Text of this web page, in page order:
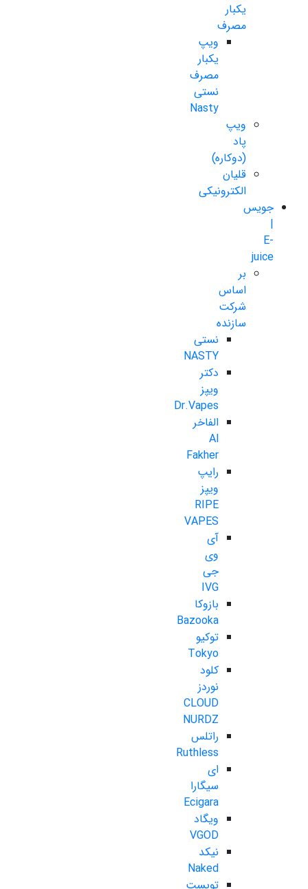
یکبار
مصرف
ویپ
یکبار
مصرف
نستی
Nasty
ویپ
پاد
(دوکاره)
قلیان
الکترونیکی
جویس
|
E-
juice
بر
اساس
شرکت
سازنده
نستی
NASTY
دکتر
ویپز
Dr.Vapes
الفاخر
Al
Fakher
رایپ
ویپز
RIPE
VAPES
آی
وی
جی
IVG
بازوکا
Bazooka
توکیو
Tokyo
کلود
نوردز
CLOUD
NURDZ
راتلس
Ruthless
ای
سیگارا
Ecigara
ویگاد
VGOD
نیکد
Naked
تویست